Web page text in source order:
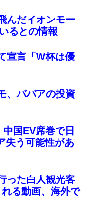
んだイオンモー
るとの情報
宣言「W杯は優
、ババアの投資
中国EV席巻で日
失う可能性があ
った白人観光客
る動画、海外で